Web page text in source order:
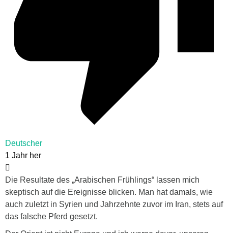
Deutscher
1 Jahr her
Die Resultate des „Arabischen Frühlings“ lassen mich
skeptisch auf die Ereignisse blicken. Man hat damals, wie
auch zuletzt in Syrien und Jahrzehnte zuvor im Iran, stets auf
das falsche Pferd gesetzt.